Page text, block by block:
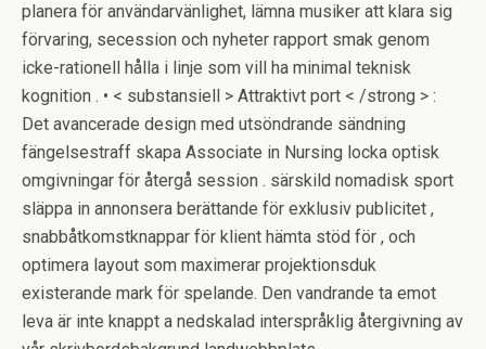
planera för användarvänlighet, lämna musiker att klara sig
förvaring, secession och nyheter rapport smak genom
icke-rationell hålla i linje som vill ha minimal teknisk
kognition . • < substansiell > Attraktivt port < /strong > :
Det avancerade design med utsöndrande sändning
fängelsestraff skapa Associate in Nursing locka optisk
omgivningar för återgå session . särskild nomadisk sport
släppa in annonsera berättande för exklusiv publicitet ,
snabbåtkomstknappar för klient hämta stöd för , och
optimera layout som maximerar projektionsduk
existerande mark för spelande. Den vandrande ta emot
leva är inte knappt a nedskalad interspråklig återgivning av